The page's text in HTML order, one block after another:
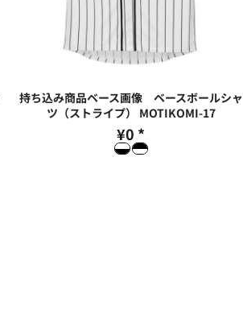
持ち込み商品ベース画像 ベースボールシャ
ツ（ストライプ）
MOTIKOMI-17
¥0 *